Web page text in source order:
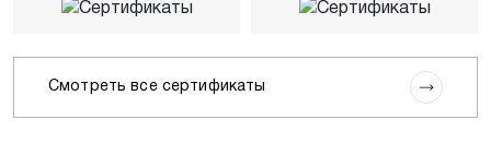
Смотреть все сертификаты